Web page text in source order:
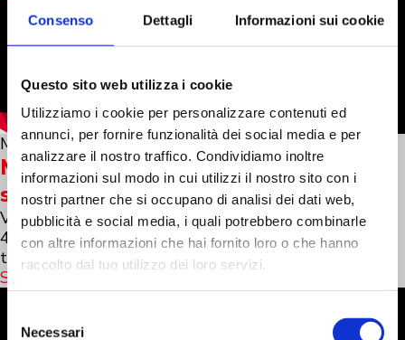
Consenso Dettagli Informazioni sui cookie
Questo sito web utilizza i cookie
Utilizziamo i cookie per personalizzare contenuti ed
annunci, per fornire funzionalità dei social media e per
analizzare il nostro traffico. Condividiamo inoltre
informazioni sul modo in cui utilizzi il nostro sito con i
nostri partner che si occupano di analisi dei dati web,
pubblicità e social media, i quali potrebbero combinarle
con altre informazioni che hai fornito loro o che hanno
raccolto dal tuo utilizzo dei loro servizi.
delNecessari
Mar 8, 2026
MDS 720 e MDS 412 a lavoro in uno
scenario unico!
Vagli rotativi con tamburi rispettivamente da 7x2m e
4×1.2m, garantiscono produzioni elevate senza
temere materiali di grosse dimensioni
Scopri di più